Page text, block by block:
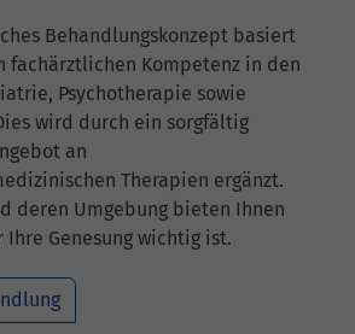
Behandlungskonzept basiert
fachärztlichen Kompetenz in den
Psychotherapie sowie
wird durch ein sorgfältig
an
Therapien ergänzt.
deren Umgebung bieten Ihnen
Genesung wichtig ist.